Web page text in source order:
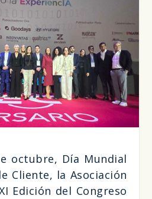
octu­bre, Día Mun­dial
Clien­te, la Aso­cia­ción
Edi­ción del Con­gre­so